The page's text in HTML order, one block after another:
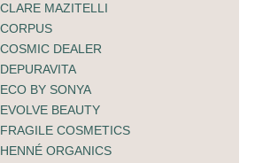
CHF
CLARE MAZITELLI
CORPUS
COSMIC DEALER
DEPURAVITA
ECO BY SONYA
EVOLVE BEAUTY
FRAGILE COSMETICS
HENNÉ ORGANICS